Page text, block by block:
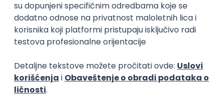
Okupljamo IT zajednicu, podižemo
transparentnost domaćeg IT tržišta rada i
efikasno spajamo kandidate i poslodavce.